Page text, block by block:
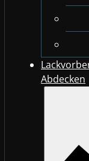
Abdecken